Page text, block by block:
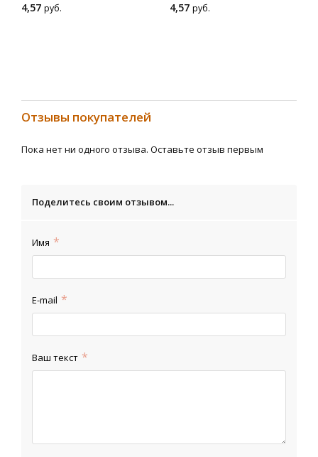
4,57 руб.
4,57 руб.
Отзывы покупателей
Пока нет ни одного отзыва. Оставьте отзыв первым
Поделитесь своим отзывом...
Имя
E-mail
Ваш текст